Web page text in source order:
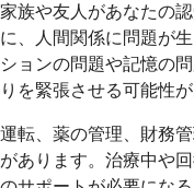
家族や友人があなたの
に、人間関係に問題が
ションの問題や記憶の
りを緊張させる可能性が
運転、薬の管理、財務
があります。治療中や